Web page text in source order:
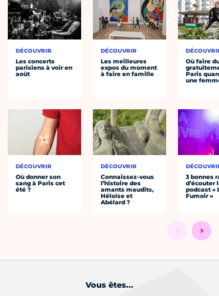
DÉCOUVRIR
Les concerts
parisiens à voir en
août
DÉCOUVRIR
Où donner son
sang à Paris cet
été ?
DÉCOUVRIR
Les meilleures
expos du moment
à faire en famille
DÉCOUVRIR
Connaissez-vous
l’histoire des
amants maudits,
Héloïse et
Abélard ?
Où faire
Paris
une
3 bonnes
d’écouter
podcast «
Fumoir »
Vous êtes...